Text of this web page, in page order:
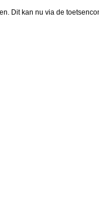
Dit kan nu via de